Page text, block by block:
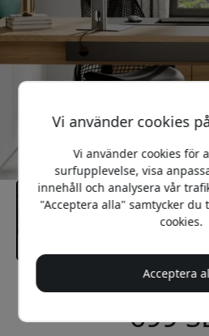
699
Vi använder cookies
Vi använder cookies för
surfupplevelse, visa
innehåll och analysera vår
"Acceptera alla" samtycker
cookies.
Acceptera